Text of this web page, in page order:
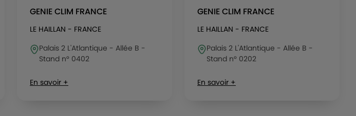
GENIE CLIM FRANCE
LE HAILLAN - FRANCE
Palais 2 L'Atlantique - Allée B -
Stand n° 0402
En savoir +
GENIE CLIM FRANCE
LE HAILLAN - FRANCE
Palais 2 L'Atlantique - Allée B -
Stand n° 0202
En savoir +